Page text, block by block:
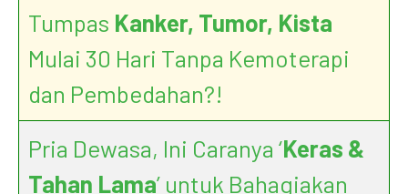
Tumpas Kanker, Tumor, Kista
Mulai 30 Hari Tanpa Kemoterapi
dan Pembedahan?!
Pria Dewasa, Ini Caranya ‘Keras &
Tahan Lama’ untuk Bahagiakan